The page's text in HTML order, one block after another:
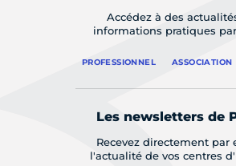
Accédez à des
informations pratiques
PROFESSIONNEL ASSOCIATION
Les newsletters de
Recevez directement par
l'actualité de vos centres